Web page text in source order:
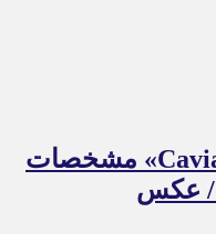
این آیفون ۱۸ است؟ / «Caviar» مشخصات
/ عکس